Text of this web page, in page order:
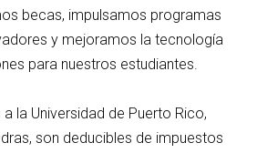
becas, impulsamos programas
y mejoramos la tecnología
para nuestros estudiantes.
la Universidad de Puerto Rico,
son deducibles de impuestos